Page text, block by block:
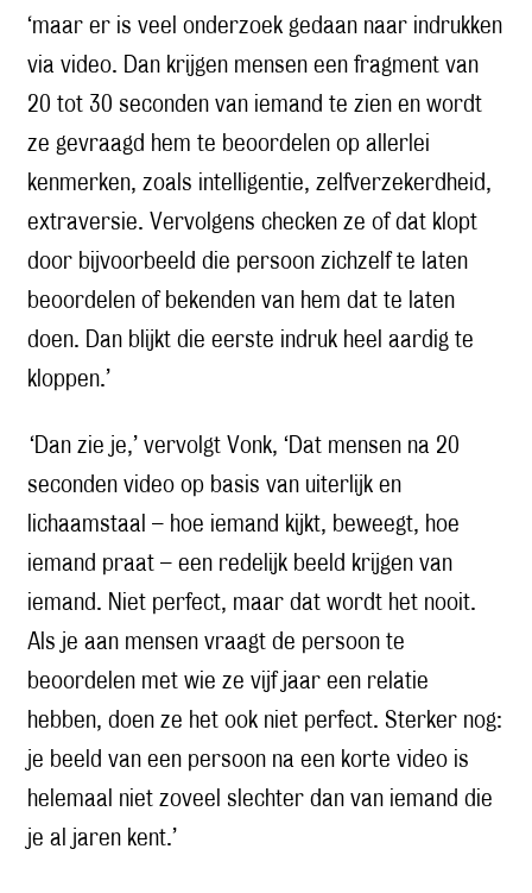
‘maar er is veel onderzoek gedaan naar indrukken
via video. Dan krijgen mensen een fragment van
20 tot 30 seconden van iemand te zien en wordt
ze gevraagd hem te beoordelen op allerlei
kenmerken, zoals intelligentie, zelfverzekerdheid,
extraversie. Vervolgens checken ze of dat klopt
door bijvoorbeeld die persoon zichzelf te laten
beoordelen of bekenden van hem dat te laten
doen. Dan blijkt die eerste indruk heel aardig te
kloppen.’
‘Dan zie je,’ vervolgt Vonk, ‘Dat mensen na 20
seconden video op basis van uiterlijk en
lichaamstaal – hoe iemand kijkt, beweegt, hoe
iemand praat – een redelijk beeld krijgen van
iemand. Niet perfect, maar dat wordt het nooit.
Als je aan mensen vraagt de persoon te
beoordelen met wie ze vijf jaar een relatie
hebben, doen ze het ook niet perfect. Sterker nog:
je beeld van een persoon na een korte video is
helemaal niet zoveel slechter dan van iemand die
je al jaren kent.’